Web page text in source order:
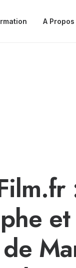
A Propos
et